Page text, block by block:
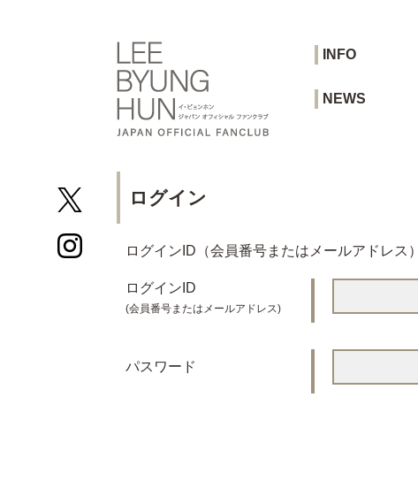
INFO
NEWS
ログイン
ログインID（会員番号またはメールアドレス
ログインID
(会員番号またはメールアドレス)
パスワード